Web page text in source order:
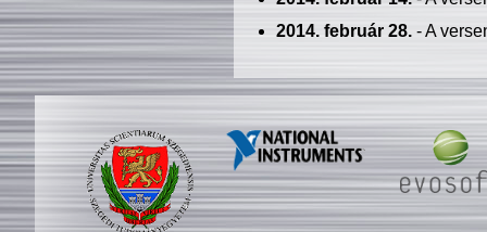
2014. február 28.- A